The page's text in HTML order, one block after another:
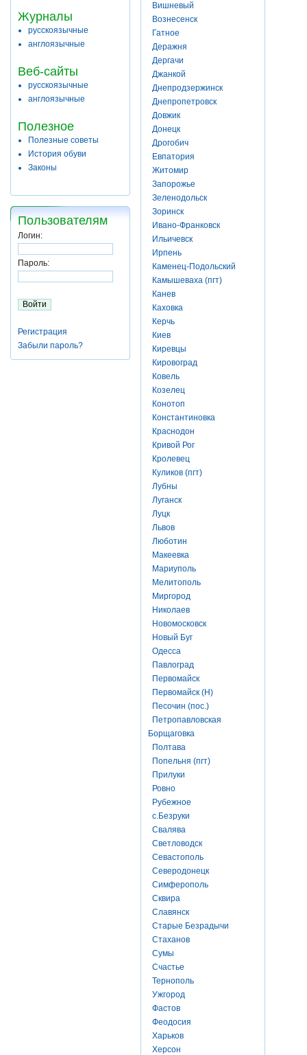
Журналы
русскоязычные
англоязычные
Веб-сайты
русскоязычные
англоязычные
Полезное
Полезные советы
История обуви
Законы
Пользователям
Логин:
Пароль:
Регистрация
Забыли пароль?
Вишневый
Вознесенск
Гатное
Деражня
Дергачи
Джанкой
Днепродзержинск
Днепропетровск
Довжик
Донецк
Дрогобич
Евпатория
Житомир
Запорожье
Зеленодольск
Зоринск
Ивано-Франковск
Ильичевск
Ирпень
Каменец-Подольский
Камышеваха (пгт)
Канев
Каховка
Керчь
Киев
Киревцы
Кировоград
Ковель
Козелец
Конотоп
Константиновка
Краснодон
Кривой Рог
Кролевец
Куликов (пгт)
Лубны
Луганск
Луцк
Львов
Люботин
Макеевка
Мариуполь
Мелитополь
Миргород
Николаев
Новомосковск
Новый Буг
Одесса
Павлоград
Первомайск
Первомайск (Н)
Песочин (пос.)
Петропавловская
Борщаговка
Полтава
Попельня (пгт)
Прилуки
Ровно
Рубежное
с.Безруки
Свалява
Светловодск
Севастополь
Северодонецк
Симферополь
Сквира
Славянск
Старые Безрадычи
Стаханов
Сумы
Счастье
Тернополь
Ужгород
Фастов
Феодосия
Харьков
Херсон